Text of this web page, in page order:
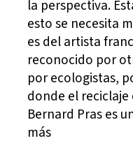
la perspectiva.
esto se necesita
es del artista
reconocido por
por ecologistas,
donde el
Bernard Pras es
más